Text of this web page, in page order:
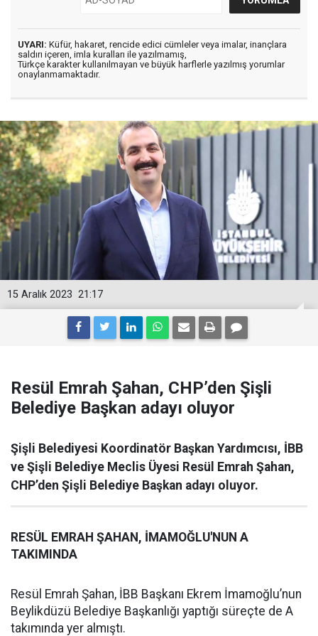
UYARI: Küfür, hakaret, rencide edici cümleler veya imalar, inançlara
saldırı içeren, imla kuralları ile yazılmamış,
Türkçe karakter kullanılmayan ve büyük harflerle yazılmış yorumlar
onaylanmamaktadır.
21:17
15 Aralık 2023
Resül Emrah Şahan, CHP’den Şişli
Belediye Başkan adayı oluyor
Şişli Belediyesi Koordinatör Başkan Yardımcısı, İBB
ve Şişli Belediye Meclis Üyesi Resül Emrah Şahan,
CHP’den Şişli Belediye Başkan adayı oluyor.
RESÜL EMRAH ŞAHAN, İMAMOĞLU'NUN A
TAKIMINDA
Resül Emrah Şahan, İBB Başkanı Ekrem İmamoğlu’nun
Beylikdüzü Belediye Başkanlığı yaptığı süreçte de A
takımında yer almıştı.